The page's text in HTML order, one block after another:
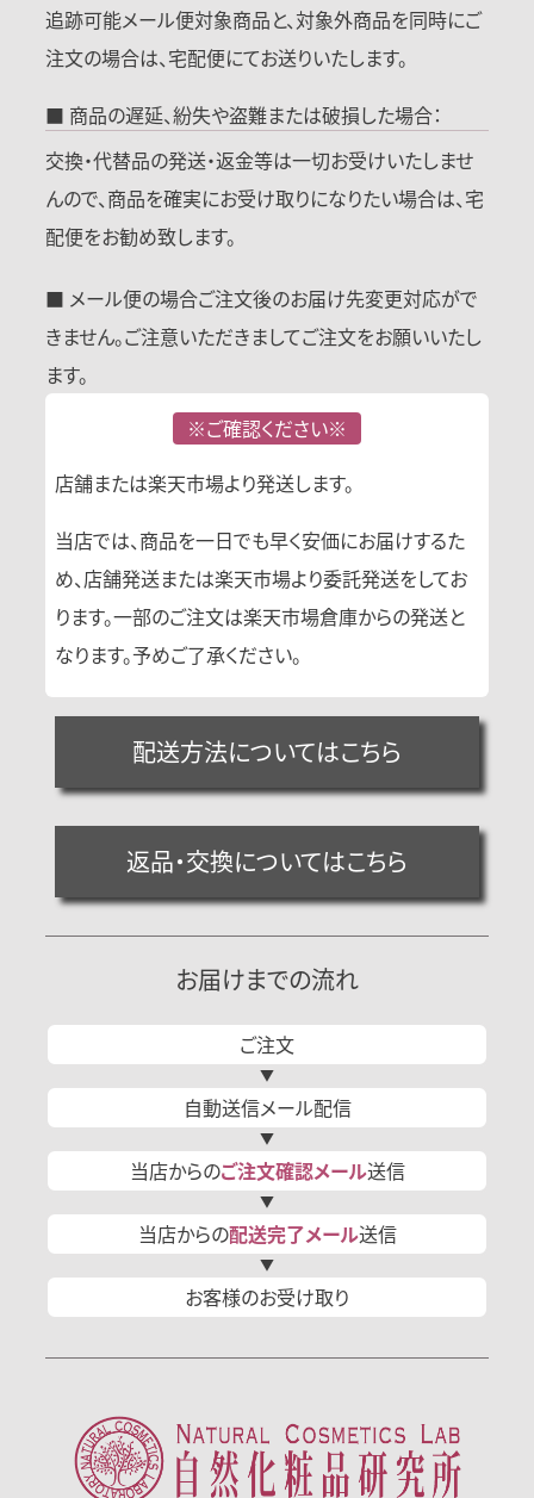
追跡可能メール便対象商品と、対象外商品を同時にご
注文の場合は、宅配便にてお送りいたします。
■ 商品の遅延、紛失や盗難または破損した場合：
交換・代替品の発送・返金等は一切お受けいたしませ
んので、商品を確実にお受け取りになりたい場合は、宅
配便をお勧め致します。
■ メール便の場合ご注文後のお届け先変更対応がで
きません。ご注意いただきましてご注文をお願いいたし
ます。
※ご確認ください※
店舗または楽天市場より発送します。
当店では、商品を一日でも早く安価にお届けするた
め、店舗発送または楽天市場より委託発送をしてお
ります。一部のご注文は楽天市場倉庫からの発送と
なります。予めご了承ください。
配送方法についてはこちら
返品・交換についてはこちら
お届けまでの流れ
ご注文
自動送信メール配信
当店からのご注文確認メール送信
当店からの配送完了メール送信
お客様のお受け取り